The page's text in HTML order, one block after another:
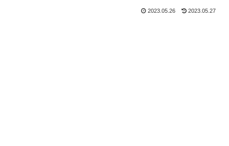
2023.05.26 2023.05.27